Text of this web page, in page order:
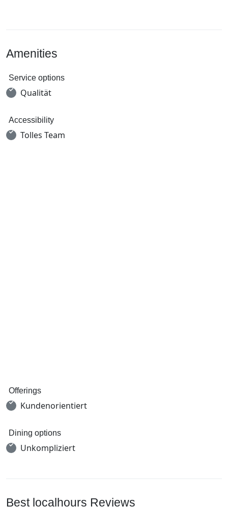
Amenities
Service options
Qualität
Accessibility
Tolles Team
Offerings
Kundenorientiert
Dining options
Unkompliziert
Best localhours Reviews